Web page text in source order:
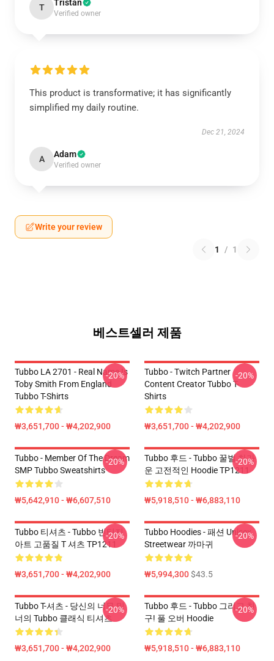
T Tristan
Verified owner
This product is transformative; it has significantly
simplified my daily routine.
Dec 21, 2024
A Adam
Verified owner
Write your review
1 / 1
베스트셀러 제품
Tubbo LA 2701 - Real Name Is
Toby Smith From England
Tubbo T-Shirts
₩3,651,700 - ₩4,202,900
-20%
Tubbo - Twitch Partner
Content Creator Tubbo T-
Shirts
₩3,651,700 - ₩4,202,900
-20%
Tubbo - Member Of The Dream
SMP Tubbo Sweatshirts
₩5,642,910 - ₩6,607,510
-20%
Tubbo 후드 - Tubbo 꿀벌 차가
운 고전적인 Hoodie TP1211
₩5,918,510 - ₩6,883,110
-20%
Tubbo 티셔츠 - Tubbo 빈티지
아트 고품질 T 셔츠 TP1211
₩3,651,700 - ₩4,202,900
-20%
Tubbo Hoodies - 패션 Unisex
Streetwear 까마귀
₩5,994,300$43.5
-20%
Tubbo T-셔츠 - 당신의 너무 및
너의 Tubbo 클래식 티셔츠
₩3,651,700 - ₩4,202,900
-20%
Tubbo 후드 - Tubbo 그리고 친
구! 풀 오버 Hoodie
₩5,918,510 - ₩6,883,110
-20%